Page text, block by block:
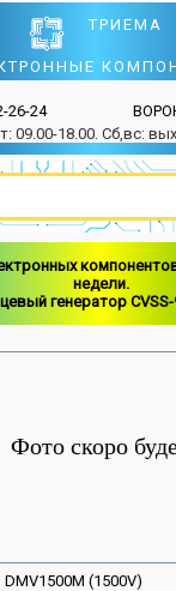
ТРИЕМА
26-24
09.00-18.00. Сб,вс:
недели.
генератор CVSS-
(1500V)